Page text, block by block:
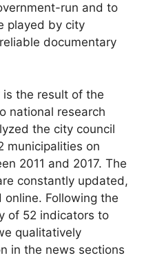
run and to
played by city
documentary
the result of the
national research
the city council
municipalities on
2011 and 2017. The
constantly updated,
Following the
of 52 indicators to
qualitatively
in the news sections